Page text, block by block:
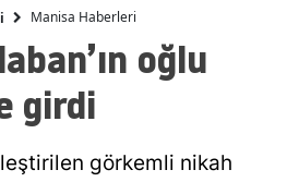
Manisa Haberleri
oğlu
girdi
görkemli nikah